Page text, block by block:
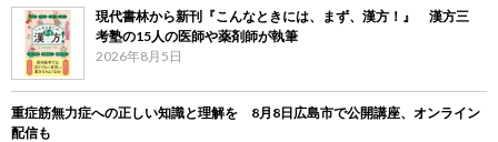
現代書林から新刊『こんなときには、まず、漢方！』 漢方三
考塾の15人の医師や薬剤師が執筆
2026年8月5日
重症筋無力症への正しい知識と理解を 8月8日広島市で公開講座、オンライン
配信も